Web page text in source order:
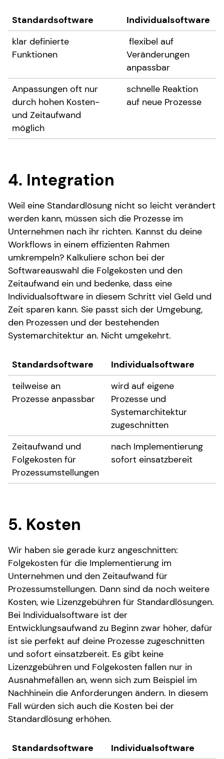
Standardsoftware
Individualsoftware
klar definierte
Funktionen
flexibel auf
Veränderungen
anpassbar
Anpassungen oft nur
durch hohen Kosten-
und Zeitaufwand
möglich
schnelle Reaktion
auf neue Prozesse
4. Integration
Weil eine Standardlösung nicht so leicht verändert
werden kann, müssen sich die Prozesse im
Unternehmen nach ihr richten. Kannst du deine
Workflows in einem effizienten Rahmen
umkrempeln? Kalkuliere schon bei der
Softwareauswahl die Folgekosten und den
Zeitaufwand ein und bedenke, dass eine
Individualsoftware in diesem Schritt viel Geld und
Zeit sparen kann. Sie passt sich der Umgebung,
den Prozessen und der bestehenden
Systemarchitektur an. Nicht umgekehrt.
Standardsoftware
Individualsoftware
teilweise an
Prozesse anpassbar
wird auf eigene
Prozesse und
Systemarchitektur
zugeschnitten
Zeitaufwand und
Folgekosten für
Prozessumstellungen
nach Implementierung
sofort einsatzbereit
5. Kosten
Wir haben sie gerade kurz angeschnitten:
Folgekosten für die Implementierung im
Unternehmen und den Zeitaufwand für
Prozessumstellungen. Dann sind da noch weitere
Kosten, wie Lizenzgebühren für Standardlösungen.
Bei Individualsoftware ist der
Entwicklungsaufwand zu Beginn zwar höher, dafür
ist sie perfekt auf deine Prozesse zugeschnitten
und sofort einsatzbereit. Es gibt keine
Lizenzgebühren und Folgekosten fallen nur in
Ausnahmefällen an, wenn sich zum Beispiel im
Nachhinein die Anforderungen ändern. In diesem
Fall würden sich auch die Kosten bei der
Standardlösung erhöhen.
Standardsoftware
Individualsoftware